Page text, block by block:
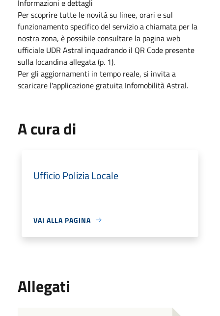
Informazioni e dettagli
Per scoprire tutte le novità su linee, orari e sul
funzionamento specifico del servizio a chiamata per la
nostra zona, è possibile consultare la pagina web
ufficiale UDR Astral inquadrando il QR Code presente
sulla locandina allegata (p. 1).
Per gli aggiornamenti in tempo reale, si invita a
scaricare l'applicazione gratuita Infomobilità Astral.
A cura di
Ufficio Polizia Locale
VAI ALLA PAGINA
Allegati